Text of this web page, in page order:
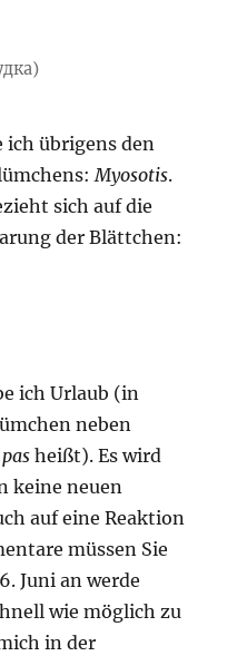
ich übrigens den
Myosotis.
sich auf die
der Blättchen:
ich Urlaub (in
neben
pasheißt). Es wird
keine neuen
auf eine Reaktion
müssen Sie
Juni an werde
wie möglich zu
in der